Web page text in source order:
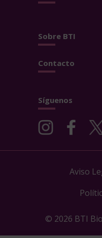
Sobre BTI
Contacto
Síguenos
Aviso
© 2026 BTI